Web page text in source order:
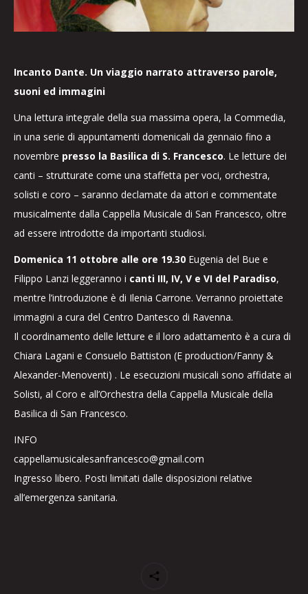
Incanto Dante. Un viaggio narrato attraverso parole,
suoni ed immagini
Una lettura integrale della sua massima opera, la Commedia,
in una serie di appuntamenti domenicali da gennaio fino a
novembre presso la Basilica di S. Francesco. Le letture dei
canti – strutturate come una staffetta per voci, orchestra,
solisti e coro – saranno declamate da attori e commentate
musicalmente dalla Cappella Musicale di San Francesco, oltre
ad essere introdotte da importanti studiosi.
Domenica 11 ottobre alle ore 19.30 Eugenia del Bue e
Filippo Lanzi leggeranno i canti III, IV, V e VI del Paradiso,
mentre l’introduzione è di Ilenia Carrone. Verranno proiettate
immagini a cura del Centro Dantesco di Ravenna.
Il coordinamento delle letture e il loro adattamento è a cura di
Chiara Lagani e Consuelo Battiston (E production/Fanny &
Alexander-Menoventi) . Le esecuzioni musicali sono affidate ai
Solisti, al Coro e all’Orchestra della Cappella Musicale della
Basilica di San Francesco.
INFO
cappellamusicalesanfrancesco@gmail.com
Ingresso libero. Posti limitati dalle disposizioni relative
all’emergenza sanitaria.